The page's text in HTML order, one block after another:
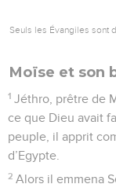
Seuls les Évangiles sont
Moïse et son
1 Jéthro, prêtre de
ce que Dieu avait
peuple, il apprit
d’Egypte.
2 Alors il emmena